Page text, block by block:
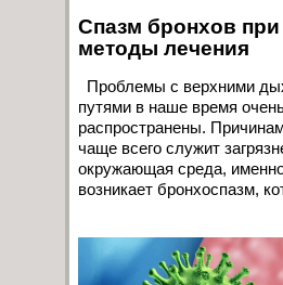
Спазм бронхов при
методы лечения
Проблемы с верхними
путями в наше время
распространены.
чаще всего служит
окружающая среда, именно
возникает бронхоспазм,